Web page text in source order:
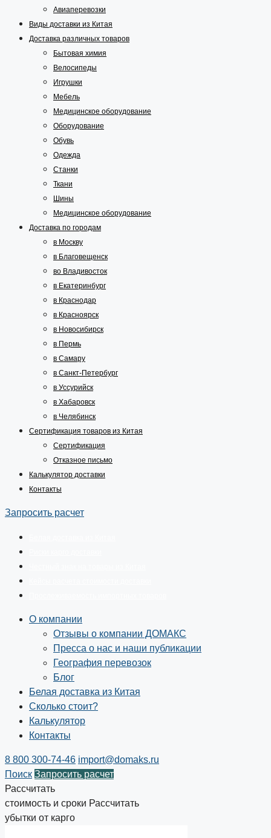
Авиаперевозки
Виды доставки из Китая
Доставка различных товаров
Бытовая химия
Велосипеды
Игрушки
Мебель
Медицинское оборудование
Оборудование
Обувь
Одежда
Станки
Ткани
Шины
Медицинское оборудование
Доставка по городам
в Москву
в Благовещенск
во Владивосток
в Екатеринбург
в Краснодар
в Красноярск
в Новосибирск
в Пермь
в Самару
в Санкт-Петербург
в Уссурийск
в Хабаровск
в Челябинск
Сертификация товаров из Китая
Сертификация
Отказное письмо
Калькулятор доставки
Контакты
Запросить расчет
О компании
Отзывы о компании ДОМАКС
Пресса о нас и наши публикации
География перевозок
Блог
Белая доставка из Китая
Сколько стоит?
Калькулятор
Контакты
8 800 300-74-46 import@domaks.ru
Поиск Запросить расчет
Рассчитать
стоимость и сроки Рассчитать
убытки от карго